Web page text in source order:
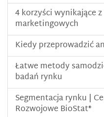
4 korzyści wynikające
marketingowych
Kiedy przeprowadzić
Łatwe metody
badań rynku
Segmentacja rynku |
Rozwojowe BioStat®